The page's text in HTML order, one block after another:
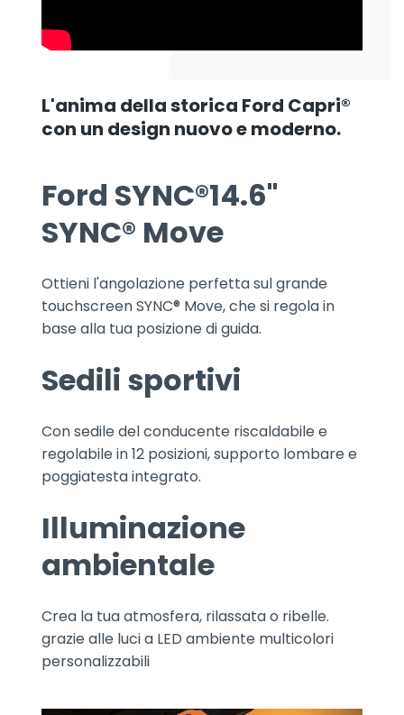
L'anima della storica Ford Capri®
con un design nuovo e moderno.
Ford SYNC®14.6"
SYNC® Move
Ottieni l'angolazione perfetta sul grande
touchscreen SYNC® Move, che si regola in
base alla tua posizione di guida.
Sedili sportivi
Con sedile del conducente riscaldabile e
regolabile in 12 posizioni, supporto lombare e
poggiatesta integrato.
Illuminazione
ambientale
Crea la tua atmosfera, rilassata o ribelle.
grazie alle luci a LED ambiente multicolori
personalizzabili